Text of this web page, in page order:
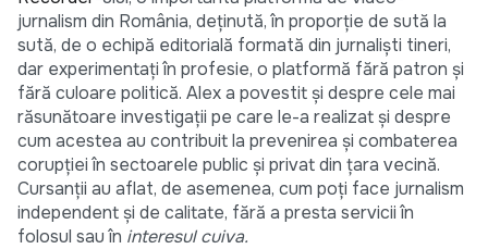
jurnalism din România, deținută, în proporție de sută la
sută, de o echipă editorială formată din jurnaliști tineri,
dar experimentați în profesie, o platformă fără patron și
fără culoare politică. Alex a povestit și despre cele mai
răsunătoare investigații pe care le-a realizat și despre
cum acestea au contribuit la prevenirea și combaterea
corupției în sectoarele public și privat din țara vecină.
Cursanții au aflat, de asemenea, cum poți face jurnalism
independent și de calitate, fără a presta servicii în
folosul sau în interesul cuiva.